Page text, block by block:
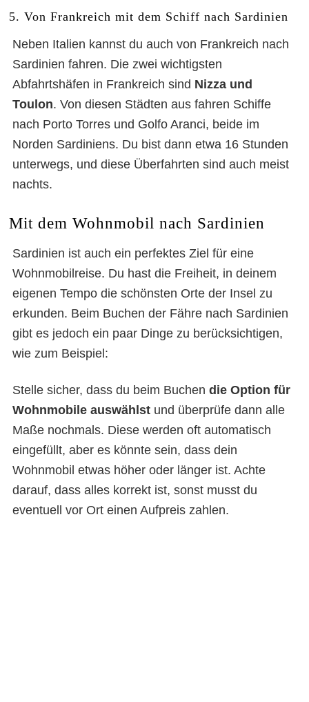
5. Von Frankreich mit dem Schiff nach Sardinien
Neben Italien kannst du auch von Frankreich nach
Sardinien fahren. Die zwei wichtigsten
Abfahrtshäfen in Frankreich sind Nizza und
Toulon. Von diesen Städten aus fahren Schiffe
nach Porto Torres und Golfo Aranci, beide im
Norden Sardiniens. Du bist dann etwa 16 Stunden
unterwegs, und diese Überfahrten sind auch meist
nachts.
Mit dem Wohnmobil nach Sardinien
Sardinien ist auch ein perfektes Ziel für eine
Wohnmobilreise. Du hast die Freiheit, in deinem
eigenen Tempo die schönsten Orte der Insel zu
erkunden. Beim Buchen der Fähre nach Sardinien
gibt es jedoch ein paar Dinge zu berücksichtigen,
wie zum Beispiel:
Stelle sicher, dass du beim Buchen die Option für
Wohnmobile auswählst und überprüfe dann alle
Maße nochmals. Diese werden oft automatisch
eingefüllt, aber es könnte sein, dass dein
Wohnmobil etwas höher oder länger ist. Achte
darauf, dass alles korrekt ist, sonst musst du
eventuell vor Ort einen Aufpreis zahlen.